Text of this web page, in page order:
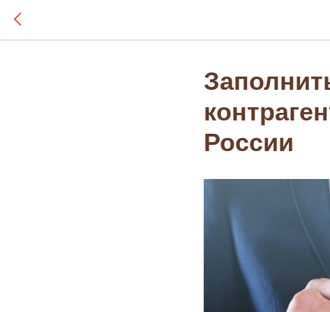
России